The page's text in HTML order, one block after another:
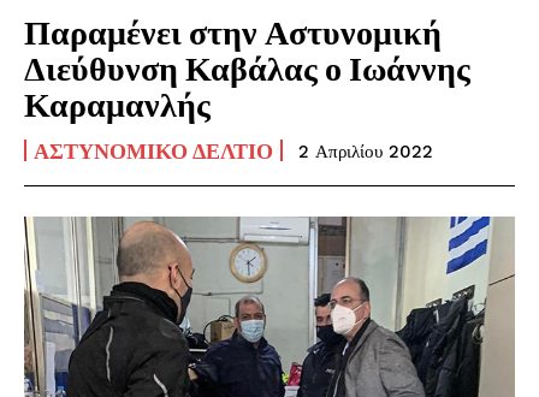
Παραμένει στην Αστυνομική
Διεύθυνση Καβάλας ο Ιωάννης
Καραμανλής
ΑΣΤΥΝΟΜΙΚΌ ΔΕΛΤΊΟ 2 Απριλίου 2022